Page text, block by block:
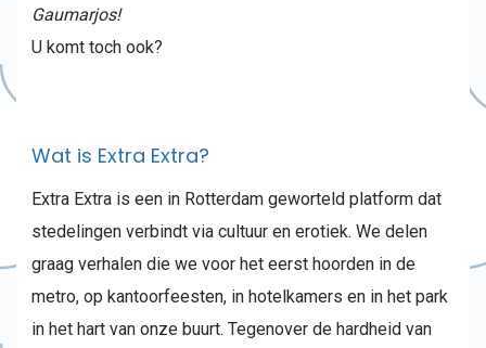
Gaumarjos!
U komt toch ook?
Wat is Extra Extra?
Extra Extra is een in Rotterdam geworteld platform dat
stedelingen verbindt via cultuur en erotiek. We delen
graag verhalen die we voor het eerst hoorden in de
metro, op kantoorfeesten, in hotelkamers en in het park
in het hart van onze buurt. Tegenover de hardheid van